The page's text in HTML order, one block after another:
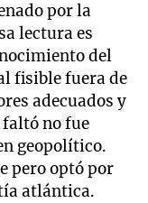
por la
lectura es
del
fisible fuera de
adecuados y
faltó no fue
geopolítico.
pero optó por
atlántica.